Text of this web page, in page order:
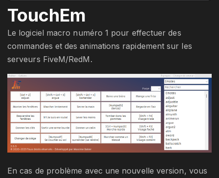
TouchEm
Le logiciel macro numéro 1 pour effectuer des
commandes et des animations rapidement sur les
serveurs FiveM/RedM.
En cas de problème avec une nouvelle version, vous